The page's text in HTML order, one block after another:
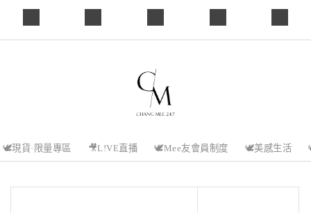
·限量專區 🎥L!VE直播 🕊️Mee友會員制度 🕊️美感生活